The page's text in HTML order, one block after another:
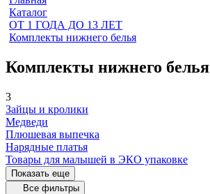
Каталог
ОТ 1 ГОДА ДО 13 ЛЕТ
Комплекты нижнего белья
Комплекты нижнего белья
3
Зайцы и кролики
Медведи
Плюшевая выпечка
Нарядные платья
Товары для малышей в ЭКО упаковке
Показать еще
Все фильтры